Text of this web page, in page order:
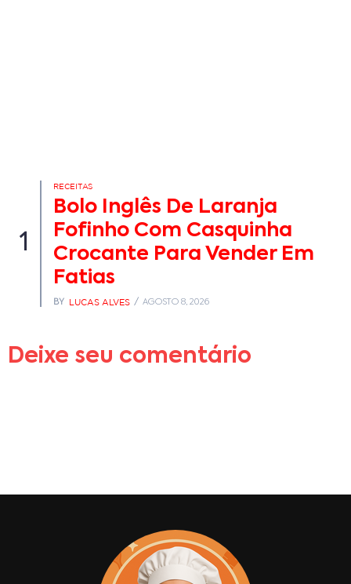
1
RECEITAS
Bolo Inglês De Laranja
Fofinho Com Casquinha
Crocante Para Vender Em
Fatias
BY LUCAS ALVES AGOSTO 8, 2026
Deixe seu comentário